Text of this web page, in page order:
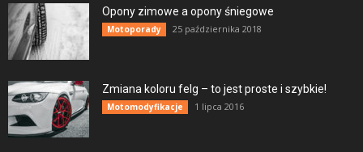
Opony zimowe a opony śniegowe
Motoporady 25 października 2018
Zmiana koloru felg – to jest proste i szybkie!
Motomodyfikacje 1 lipca 2016